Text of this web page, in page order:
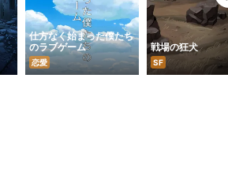
仕方なく始まった僕たち
のラブゲーム
恋愛
戦場の狂犬
SF